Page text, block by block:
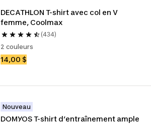
DECATHLON T-shirt avec col en V
femme, Coolmax
(434)
2 couleurs
14,00 $
Nouveau
DOMYOS T-shirt d’entraînement ample